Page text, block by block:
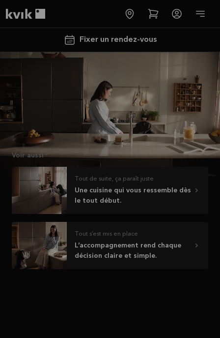
Fixer un rendez-vous
Jusqu'à
5000€
d'appareils
GRATUITS*
Regarder la vidéo
En savoir plus
Voir aussi
Tout de suite, ça paraît juste
Une cuisine qui vous ressemble dès
le tout début.
Tout s’est mis en place
L’accompagnement rend chaque
décision claire et simple.